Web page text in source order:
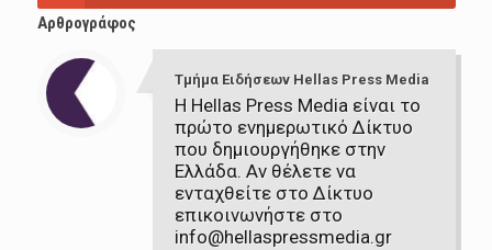
Αρθρογράφος
Τμήμα Ειδήσεων Hellas Press Media
Η Hellas Press Media είναι το
πρώτο ενημερωτικό Δίκτυο
που δημιουργήθηκε στην
Ελλάδα. Αν θέλετε να
ενταχθείτε στο Δίκτυο
επικοινωνήστε στο
info@hellaspressmedia.gr